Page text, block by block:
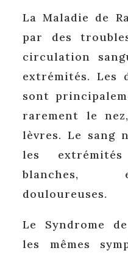
La Maladie de
par des
circulation
extrémités. Les
sont
rarement le
lèvres. Le sang
les
blanches,
douloureuses.
Le Syndrome
les mêmes